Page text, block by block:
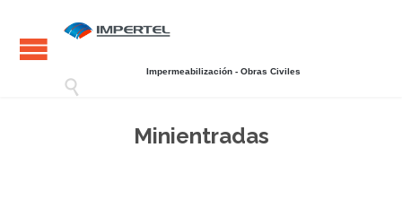
Impermeabilización - Obras Civiles

Minientradas